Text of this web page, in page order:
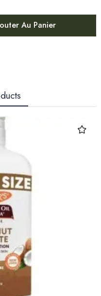
Au Panier